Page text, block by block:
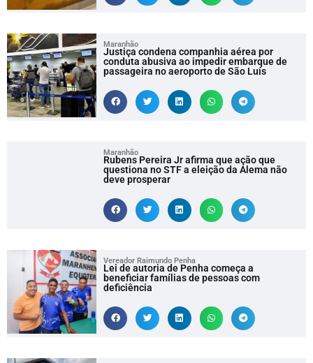
Maranhão
Justiça condena companhia aérea por
conduta abusiva ao impedir embarque de
passageira no aeroporto de São Luís
Maranhão
Rubens Pereira Jr afirma que ação que
questiona no STF a eleição da Alema não
deve prosperar
Vereador Raimundo Penha
Lei de autoria de Penha começa a
beneficiar famílias de pessoas com
deficiência